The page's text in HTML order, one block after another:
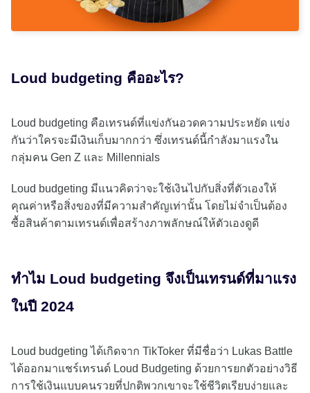
Loud budgeting คืออะไร?
Loud budgeting คือเทรนด์ที่แข่งกันอวดความประหยัด แข่ง
กันว่าใครจะมีเงินเก็บมากกว่า ซึ่งเทรนด์นี้กำลังมาแรงใน
กลุ่มคน Gen Z และ Millennials
Loud budgeting มีแนวคิดว่าจะใช้เงินไปกับสิ่งที่ตัวเองให้
คุณค่าหรือสิ่งของที่มีความสำคัญเท่านั้น โดยไม่จำเป็นต้อง
ซื้อสินค้าตามเทรนด์เพื่อสร้างภาพลักษณ์ให้ตัวเองดูดี
ทำไม Loud budgeting จึงเป็นเทรนด์ที่มาแรง
ในปี 2024
Loud budgeting ได้เกิดจาก TikToker ที่มีชื่อว่า Lukas Battle
ได้ออกมาแชร์เทรนด์ Loud Budgeting ด้วยการยกตัวอย่างวิธี
การใช้เงินแบบคนรวยที่ปกติพวกเขาจะใช้ชีวิตเรียบง่ายและ